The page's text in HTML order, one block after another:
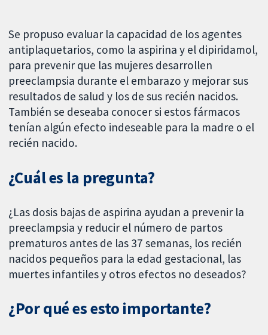
Se propuso evaluar la capacidad de los agentes
antiplaquetarios, como la aspirina y el dipiridamol,
para prevenir que las mujeres desarrollen
preeclampsia durante el embarazo y mejorar sus
resultados de salud y los de sus recién nacidos.
También se deseaba conocer si estos fármacos
tenían algún efecto indeseable para la madre o el
recién nacido.
¿Cuál es la pregunta?
¿Las dosis bajas de aspirina ayudan a prevenir la
preeclampsia y reducir el número de partos
prematuros antes de las 37 semanas, los recién
nacidos pequeños para la edad gestacional, las
muertes infantiles y otros efectos no deseados?
¿Por qué es esto importante?